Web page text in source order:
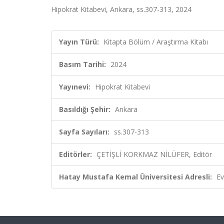
Hipokrat Kitabevi, Ankara, ss.307-313, 2024
Yayın Türü: Kitapta Bölüm / Araştırma Kitabı
Basım Tarihi: 2024
Yayınevi: Hipokrat Kitabevi
Basıldığı Şehir: Ankara
Sayfa Sayıları: ss.307-313
Editörler: ÇETİŞLİ KORKMAZ NİLÜFER, Editör
Hatay Mustafa Kemal Üniversitesi Adresli: